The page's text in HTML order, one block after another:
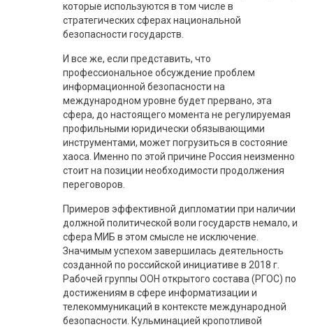
которые используются в том числе в
стратегических сферах национальной
безопасности государств.
И все же, если представить, что
профессиональное обсуждение проблем
информационной безопасности на
международном уровне будет прервано, эта
сфера, до настоящего момента не регулируемая
профильными юридически обязывающими
инструментами, может погрузиться в состояние
хаоса. Именно по этой причине Россия неизменно
стоит на позиции необходимости продолжения
переговоров.
Примеров эффективной дипломатии при наличии
должной политической воли государств немало, и
сфера МИБ в этом смысле не исключение.
Значимым успехом завершилась деятельность
созданной по российской инициативе в 2018 г.
Рабочей группы ООН открытого состава (РГОС) по
достижениям в сфере информатизации и
телекоммуникаций в контексте международной
безопасности. Кульминацией кропотливой